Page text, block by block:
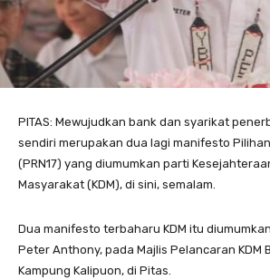
PITAS: Mewujudkan bank dan syarikat
sendiri merupakan dua lagi manifesto Pilihan
(PRN17) yang diumumkan parti
Masyarakat (KDM), di sini, semalam.
Dua manifesto terbaharu KDM itu
Peter Anthony, pada Majlis Pelancaran KDM
Kampung Kalipuon, di Pitas.